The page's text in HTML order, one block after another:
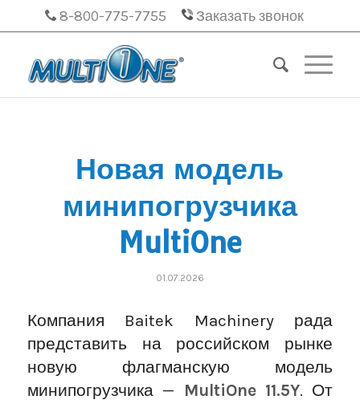
8-800-775-7755 Заказать звонок
Новая модель
минипогрузчика
MultiOne
01.07.2026
Компания Baitek Machinery рада
представить на российском рынке
новую флагманскую модель
минипогрузчика —
MultiOne 11.5Y. От